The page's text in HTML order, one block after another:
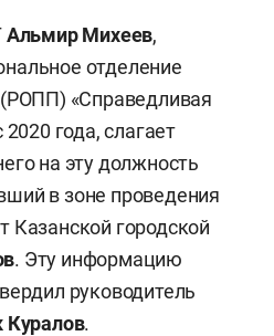
Альмир Михеев,
отделение
«Справедливая
года, слагает
на эту должность
в зоне проведения
Казанской городской
. Эту информацию
руководитель
Куралов.